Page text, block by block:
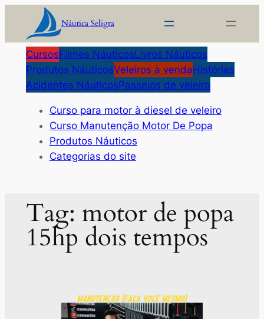
o
conteúdo
Náutica Seligra
CursosFilmes NáuticosLivros Náuticos
Produtos NáuticosVeleiros à vendaHistórias
Acidentes NáuticosPasseios de veleiro
Curso para motor à diesel de veleiro
Curso Manutenção Motor De Popa
Produtos Náuticos
Categorias do site
Tag: motor de popa
15hp dois tempos